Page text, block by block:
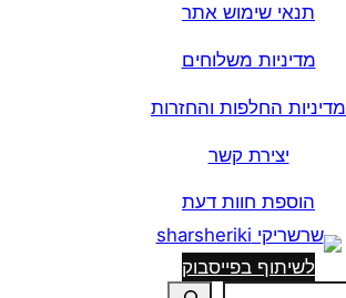
תנאי שימוש אתר
מדיניות משלוחים
מדיניות החלפות והחזרות
יצירת קשר
הוספת חוות דעת
לשיתוף בפייסבוק